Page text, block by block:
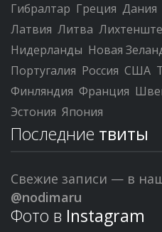
Гибралтар Греция Дания
Латвия Литва
Нидерланды Новая
Португалия Россия США
Финляндия Франция
Эстония Япония
Последние твиты
Свежие записи — в
@nodimaru
Фото в Instagram